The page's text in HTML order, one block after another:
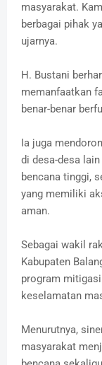
masyarakat.
berbagai pihak
ujarnya.
H. Bustani
memanfaatkan
benar-benar
Ia juga
di desa-desa
bencana tinggi,
yang memiliki
aman.
Sebagai wakil
Kabupaten
program
keselamatan
Menurutnya,
masyarakat